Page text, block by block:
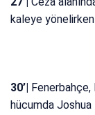
kaleye yönelirken
30’| Fenerbahçe,
hücumda Joshua